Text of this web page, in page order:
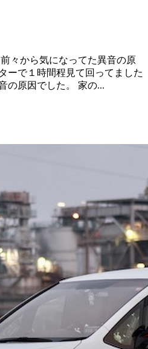
々から気になってた異音の原
ーで１時間程見て回ってました
の原因でした。 家の...